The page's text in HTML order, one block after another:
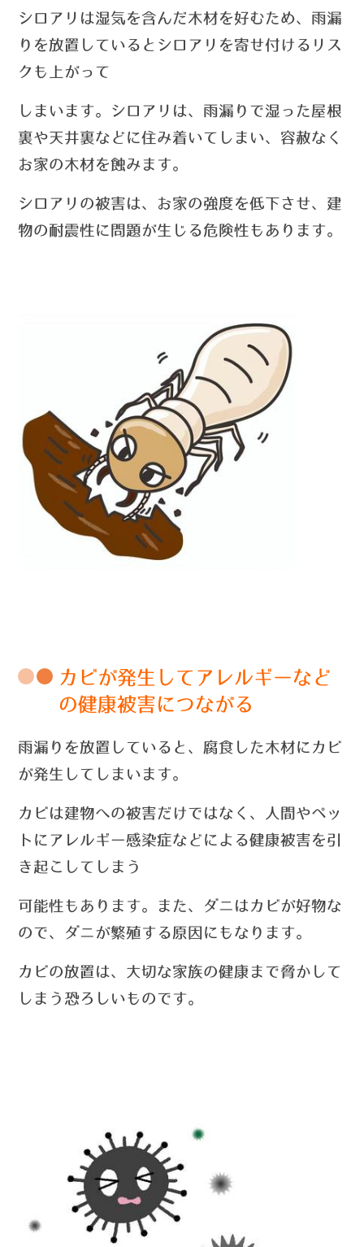
シロアリは湿気を含んだ木材を好むため、雨漏
りを放置しているとシロアリを寄せ付けるリス
クも上がって
しまいます。 シロアリは、雨漏りで湿った屋根
裏や天井裏などに住み着いてしまい、容赦なく
お家の木材を蝕みます。
シロアリの被害は、お家の強度を低下させ、建
物の耐震性に問題が生じる危険性もあります。
カビが発生してアレルギーなど
の健康被害につながる
雨漏りを放置していると、腐食した木材にカビ
が発生してしまいます。
カビは建物への被害だけではなく、人間やペッ
トにアレルギー感染症などによる健康被害を引
き起こしてしまう
可能性もあります。また、ダニはカビが好物な
ので、ダニが繁殖する原因にもなります。
カビの放置は、大切な家族の健康まで脅かして
しまう恐ろしいものです。